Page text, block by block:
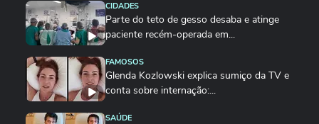
os fios transplantados permanecem e os outros
caem”, completa o Daniel Cassiano, diretor da
SBD-RESP.
CIDADES
Parte do teto de gesso desaba e atinge
paciente recém-operada em...
FAMOSOS
Glenda Kozlowski explica sumiço da TV e
conta sobre internação:...
SAÚDE